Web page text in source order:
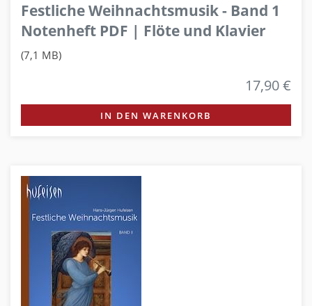
Festliche Weihnachtsmusik - Band 1
Notenheft PDF | Flöte und Klavier
(7,1 MB)
17,90 €
IN DEN WARENKORB